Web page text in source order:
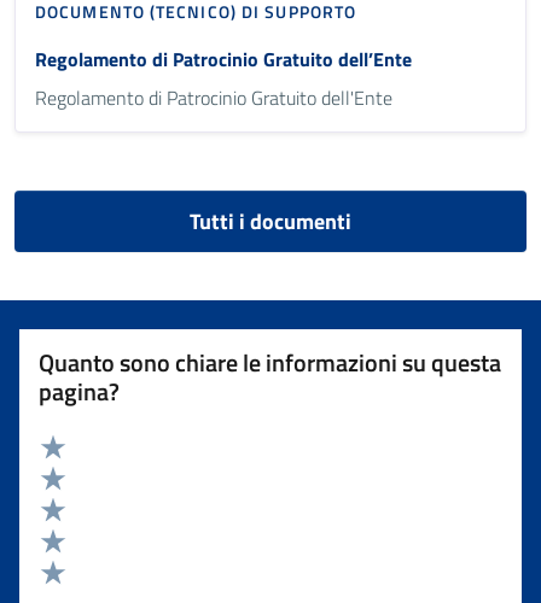
DOCUMENTO (TECNICO) DI SUPPORTO
Regolamento di Patrocinio Gratuito dell’Ente
Regolamento di Patrocinio Gratuito dell'Ente
Tutti i documenti
Quanto sono chiare le informazioni su questa
pagina?
Valuta 5 stelle su 5
Valuta 4 stelle su 5
Valuta 3 stelle su 5
Valuta 2 stelle su 5